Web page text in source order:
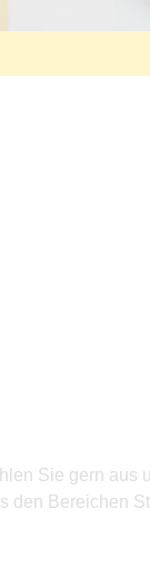
Sie gern aus
Bereichen